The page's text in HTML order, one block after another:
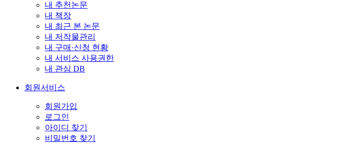
내 추천논문
내 책장
내 최근 본 논문
내 저작물관리
내 구매·신청 현황
내 서비스 사용권한
내 관심 DB
회원서비스
회원가입
로그인
아이디 찾기
비밀번호 찾기